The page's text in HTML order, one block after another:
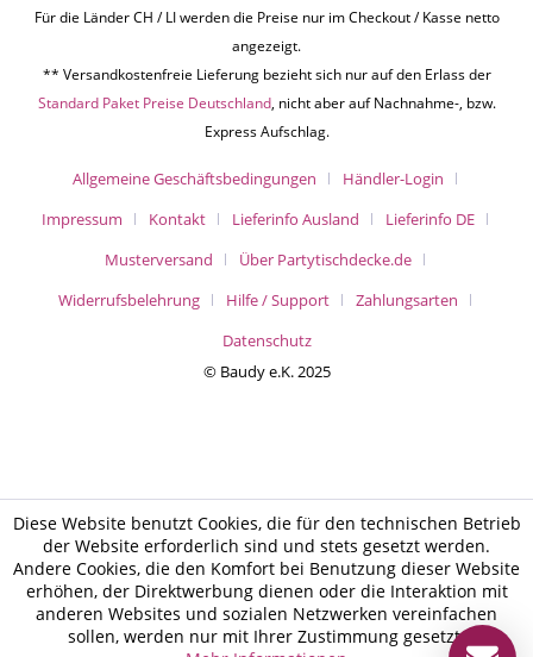
Für die Länder CH / LI werden die Preise nur im Checkout / Kasse netto
angezeigt.
** Versandkostenfreie Lieferung bezieht sich nur auf den Erlass der
Standard Paket Preise Deutschland, nicht aber auf Nachnahme-, bzw.
Express Aufschlag.
Allgemeine Geschäftsbedingungen
Händler-Login
Impressum
Kontakt Lieferinfo Ausland
Lieferinfo DE
Musterversand
Über Partytischdecke.de
Widerrufsbelehrung
Hilfe / Support
Zahlungsarten
Datenschutz
© Baudy e.K. 2025
Diese Website benutzt Cookies, die für den technischen Betrieb
der Website erforderlich sind und stets gesetzt werden.
Andere Cookies, die den Komfort bei Benutzung dieser Website
erhöhen, der Direktwerbung dienen oder die Interaktion mit
anderen Websites und sozialen Netzwerken vereinfachen
sollen, werden nur mit Ihrer Zustimmung gesetzt.